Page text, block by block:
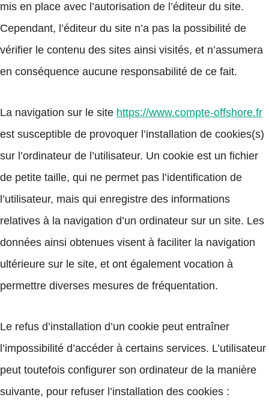
mis en place avec l’autorisation de l’éditeur du site.
Cependant, l’éditeur du site n’a pas la possibilité de
vérifier le contenu des sites ainsi visités, et n’assumera
en conséquence aucune responsabilité de ce fait.
La navigation sur le site https://www.compte-offshore.fr
est susceptible de provoquer l’installation de cookies(s)
sur l’ordinateur de l’utilisateur. Un cookie est un fichier
de petite taille, qui ne permet pas l’identification de
l’utilisateur, mais qui enregistre des informations
relatives à la navigation d’un ordinateur sur un site. Les
données ainsi obtenues visent à faciliter la navigation
ultérieure sur le site, et ont également vocation à
permettre diverses mesures de fréquentation.
Le refus d’installation d’un cookie peut entraîner
l’impossibilité d’accéder à certains services. L’utilisateur
peut toutefois configurer son ordinateur de la manière
suivante, pour refuser l’installation des cookies :